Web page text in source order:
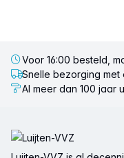
Voor 16:00 besteld,
Snelle bezorging
Al meer dan 100 jaar